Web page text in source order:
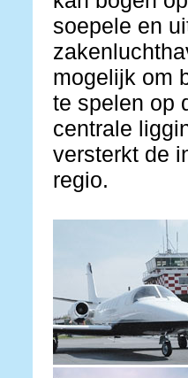
soepele en
mogelijk om
te spelen op
centrale
versterkt de
regio.